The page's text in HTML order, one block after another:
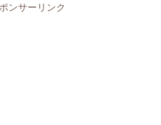
ンサーリンク